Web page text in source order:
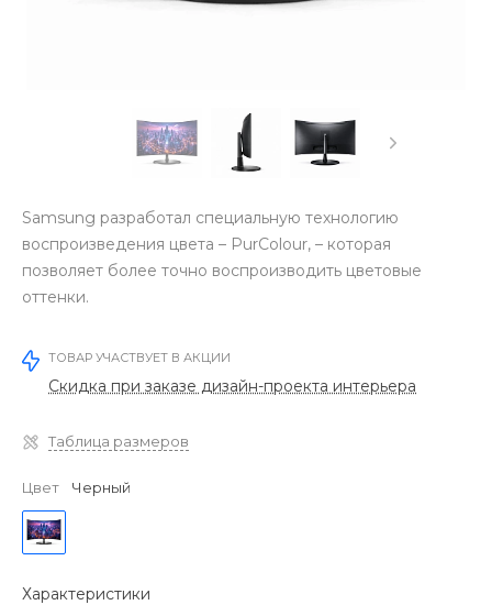
‹›
Samsung разработал специальную технологию
воспроизведения цвета – PurColour, – которая
позволяет более точно воспроизводить цветовые
оттенки.
ТОВАР УЧАСТВУЕТ В АКЦИИ
Скидка при заказе дизайн-проекта интерьера
Таблица размеров
Цвет Черный
Характеристики